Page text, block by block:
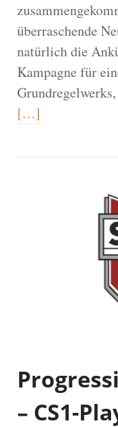
überraschende
natürlich die
Kampagne für
[…]
– CS1-